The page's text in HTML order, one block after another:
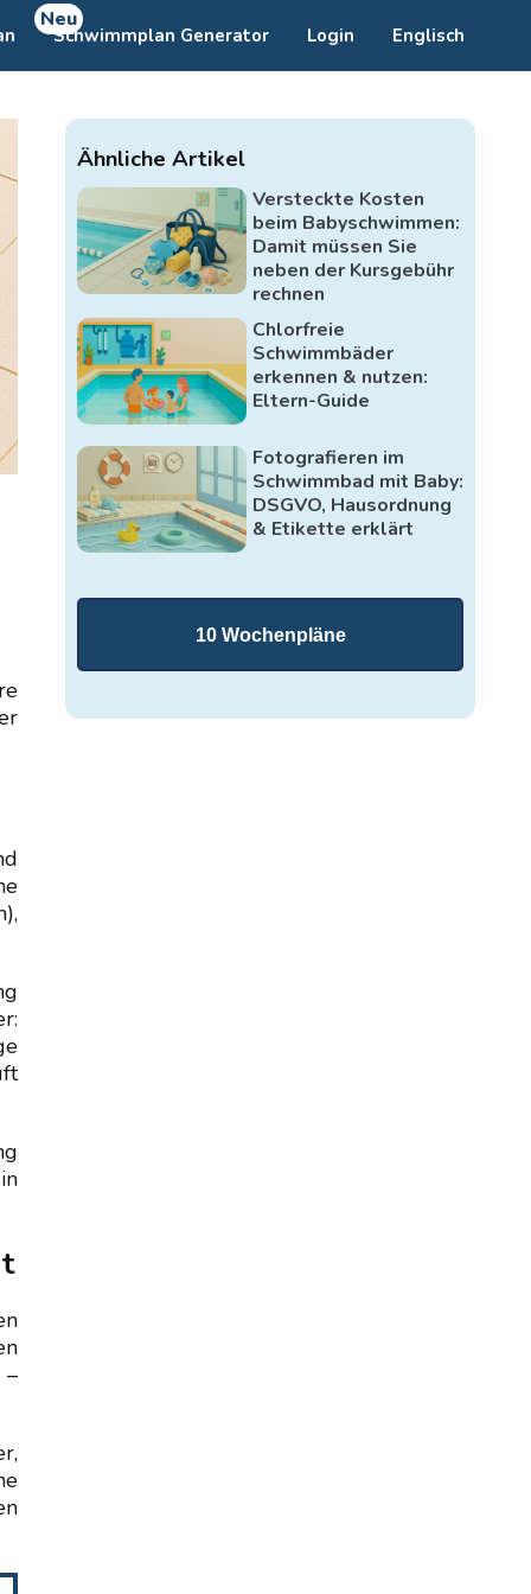
Neu
Schwimmplan Generator Login Englisch
–
Ähnliche Artikel
Versteckte Kosten
beim Babyschwimmen:
Damit müssen Sie
neben der Kursgebühr
rechnen
Chlorfreie
Schwimmbäder
erkennen & nutzen:
Eltern-Guide
Fotografieren im
Schwimmbad mit Baby:
DSGVO, Hausordnung
& Etikette erklärt
10 Wochenpläne